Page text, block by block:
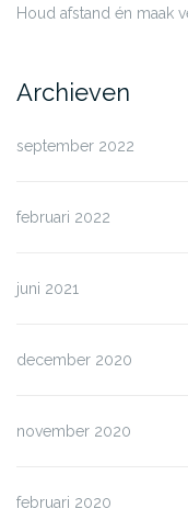
Houd afstand én maak
Archieven
september 2022
februari 2022
juni 2021
december 2020
november 2020
februari 2020